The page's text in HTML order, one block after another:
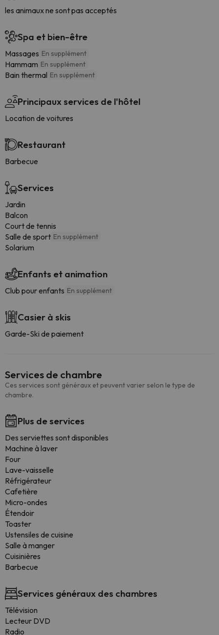
les animaux ne sont pas acceptés
Spa et bien-être
Massages En supplément
Hammam En supplément
Bain thermal En supplément
Principaux services de l'hôtel
Location de voitures
Restaurant
Barbecue
Services
Jardin
Balcon
Court de tennis
Salle de sport En supplément
Solarium
Enfants et animation
Club pour enfants En supplément
Casier à skis
Garde-Ski de paiement
Services de chambre
Ces services sont généraux et peuvent varier selon le type de
chambre.
Plus de services
Des serviettes sont disponibles
Machine à laver
Four
Lave-vaisselle
Réfrigérateur
Cafetière
Micro-ondes
Étendoir
Toaster
Ustensiles de cuisine
Salle à manger
Cuisinières
Barbecue
Services généraux des chambres
Télévision
Lecteur DVD
Radio